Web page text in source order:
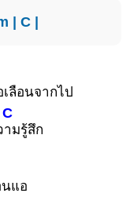
| C |
ลือนจากไป
C
ามรู้สึก
แอ